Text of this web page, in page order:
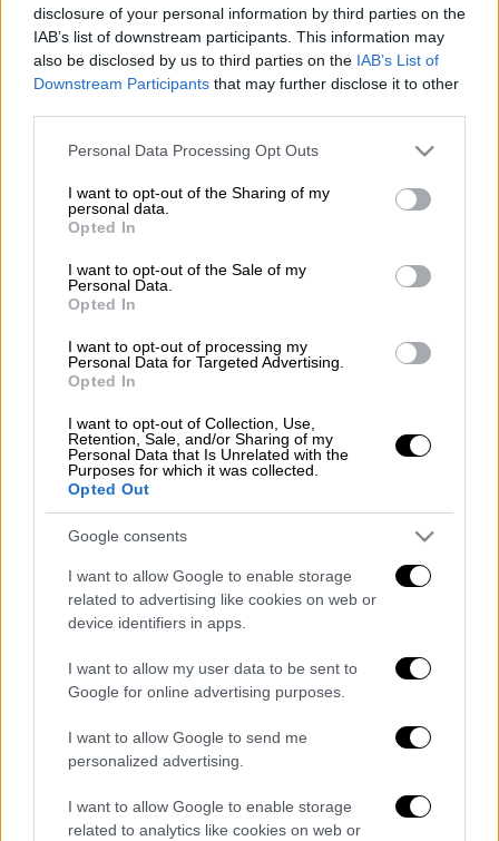
disclosure of your personal information by third parties on the
IAB’s list of downstream participants. This information may
also be disclosed by us to third parties on the IAB’s List of
Downstream Participants that may further disclose it to other
Please note that this website/app uses one or more Google
not limited to your visit or usage behaviour. You may click to
grant or deny consent to Google and its third-party tags to
use your data for below specified purposes in below Google
consent section.
Personal Data Processing Opt Outs
I want to opt-out of the Sharing of my
personal data.
Opted In
I want to opt-out of the Sale of my
Personal Data.
Opted In
I want to opt-out of processing my
Personal Data for Targeted Advertising.
Opted In
I want to opt-out of Collection, Use,
Retention, Sale, and/or Sharing of my
Personal Data that Is Unrelated with the
Purposes for which it was collected.
Opted Out
Google consents
I want to allow Google to enable storage
related to advertising like cookies on web or
device identifiers in apps.
I want to allow my user data to be sent to
Google for online advertising purposes.
I want to allow Google to send me
personalized advertising.
I want to allow Google to enable storage
related to analytics like cookies on web or
ηλεκτρική ενέργεια (AP)
Προσθέστε το ΕΘΝΟΣ στη Google
Με τον πενταετή πολιτικό κύκλο που άνοιξε
η εκλογή νέου Ευρωπαϊκού Κοινοβουλίου
και νέου Κολεγίου Επιτρόπων, η
Ένωσηκαι η χώρα μας καλούνται να
αντιμετωπίσουν δυσεπίλυτα μακροχρόνια
προκλήσεις που σχετίζονται με την
αυτονομία, την ανθεκτικότητα, την
ανταγωνιστικότητα, τη διεθνή συνεργασία,
τη συμμετοχικότητα και την κοινωνική
δικαιοσύνη.
Διαβάστε περισσότερα στοimerisia.gr
Επιστήμονες ανακάλυψαν τον τέταρτο
γνωστό τύπο μεταδοτικού καρκίνου στον
τέσσερις βόμβες» - Οι τρομοκρατικές
απειλές που ερεύνησε το FBI